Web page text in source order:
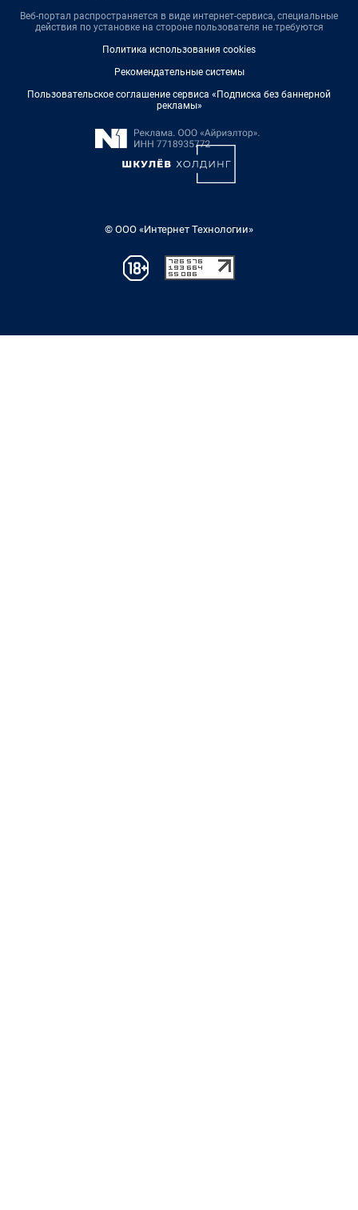
Веб-портал распространяется в виде интернет-сервиса, специальные
действия по установке на стороне пользователя не требуются
Политика использования cookies
Рекомендательные системы
Пользовательское соглашение сервиса «Подписка без баннерной
рекламы»
© ООО «Интернет Технологии»